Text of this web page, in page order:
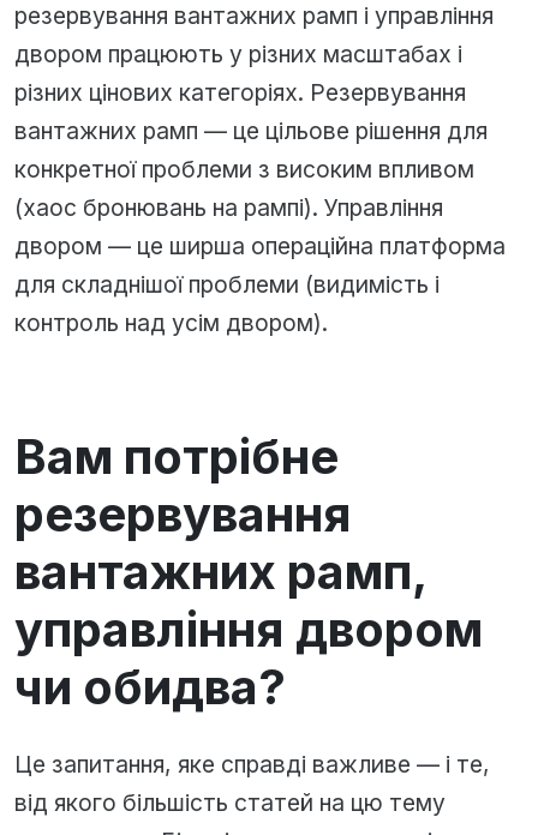
резервування вантажних рамп і управління
двором працюють у різних масштабах і
різних цінових категоріях. Резервування
вантажних рамп — це цільове рішення для
конкретної проблеми з високим впливом
(хаос бронювань на рампі). Управління
двором — це ширша операційна платформа
для складнішої проблеми (видимість і
контроль над усім двором).
Вам потрібне
резервування
вантажних рамп,
управління двором
чи обидва?
Це запитання, яке справді важливе — і те,
від якого більшість статей на цю тему